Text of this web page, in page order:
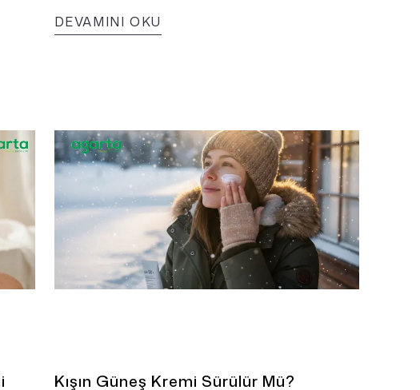
güneş koruyucu krem daha sık uygulanmalıdır.
Düzenli yenilenmeyen güneş kremi, cildi UV
DEVAMINI OKU
Kışın Güneş Kremi Sürülür Mü?